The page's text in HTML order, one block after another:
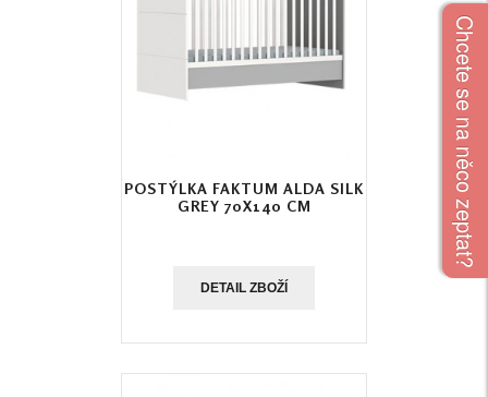
POSTÝLKA FAKTUM ALDA SILK
GREY 70X140 CM
DETAIL ZBOŽÍ
Chcete se na něco zeptat?